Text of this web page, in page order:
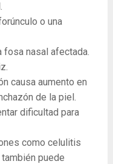
o una
fosa nasal afectada.
causa aumento en
de la piel.
dificultad para
como celulitis
puede